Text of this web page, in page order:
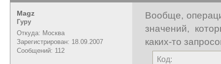
Magz
Гуру
Откуда: Москва
Зарегистрирован: 18.09.2007
Сообщений: 112
Вообще,
значений,
каких-то
Код: